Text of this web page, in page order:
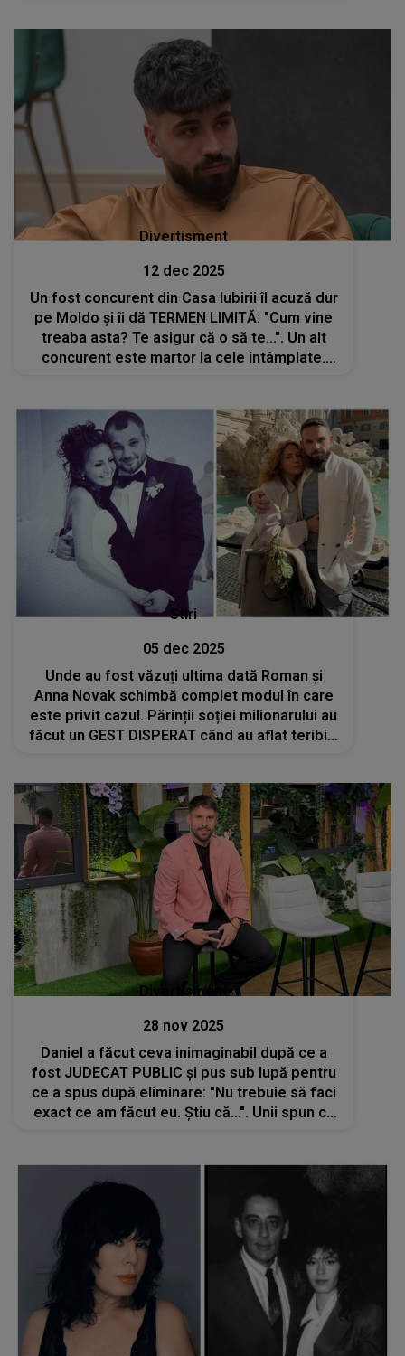
Divertisment
12 dec 2025
Un fost concurent din Casa Iubirii îl acuză dur
pe Moldo și îi dă TERMEN LIMITĂ: "Cum vine
treaba asta? Te asigur că o să te...". Un alt
concurent este martor la cele întâmplate.
Stiri
05 dec 2025
Unde au fost văzuți ultima dată Roman și
Anna Novak schimbă complet modul în care
este privit cazul. Părinții soției milionarului au
făcut un GEST DISPERAT când au aflat teribila
Divertisment
28 nov 2025
Daniel a făcut ceva inimaginabil după ce a
fost JUDECAT PUBLIC și pus sub lupă pentru
ce a spus după eliminare: "Nu trebuie să faci
exact ce am făcut eu. Știu că...". Unii spun că